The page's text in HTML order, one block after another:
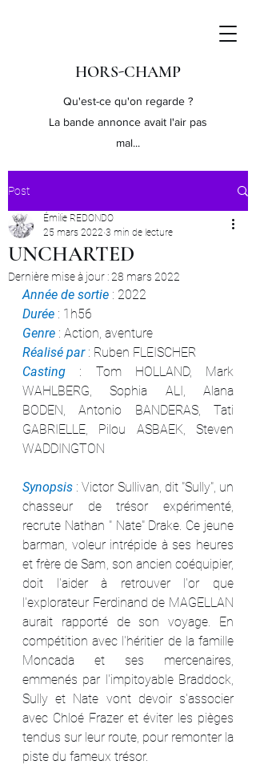
HORS-CHAMP
Qu'est-ce qu'on regarde ?
La bande annonce avait l'air pas
mal...
Post
UNCHARTED
Émilie REDONDO
25 mars 2022 3 min de lecture
Dernière mise à jour :28 mars 2022
Année de sortie : 2022
Durée : 1h56
Genre : Action, aventure
Réalisé par : Ruben FLEISCHER
Casting : Tom HOLLAND, Mark
WAHLBERG, Sophia ALI, Alana
BODEN, Antonio BANDERAS, Tati
GABRIELLE, Pilou ASBAEK, Steven
WADDINGTON
Synopsis : Victor Sullivan, dit "Sully", un
chasseur de trésor expérimenté,
recrute Nathan " Nate" Drake. Ce jeune
barman, voleur intrépide à ses heures
et frère de Sam, son ancien coéquipier,
doit l'aider à retrouver l'or que
l'explorateur Ferdinand de MAGELLAN
aurait rapporté de son voyage. En
compétition avec l'héritier de la famille
Moncada et ses mercenaires,
emmenés par l'impitoyable Braddock,
Sully et Nate vont devoir s'associer
avec Chloé Frazer et éviter les pièges
tendus sur leur route, pour remonter la
piste du fameux trésor.